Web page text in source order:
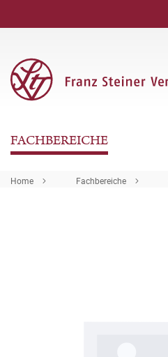
FACHBEREICHE
Home Fachbereiche